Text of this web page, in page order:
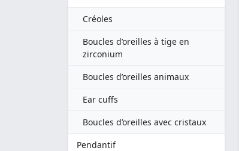
Créoles
Boucles d’oreilles à tige en
zirconium
Boucles d’oreilles animaux
Ear cuffs
Boucles d’oreilles avec cristaux
Pendantif